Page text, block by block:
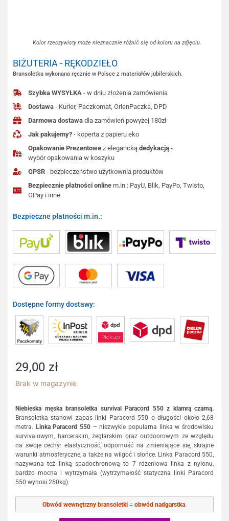
Kolor rzeczywisty może nieznacznie różnić się od koloru na zdjęciu.
BIŻUTERIA - RĘKODZIEŁO
Bransoletka wykonana ręcznie w Polsce z materiałów jubilerskich.
Szybka WYSYŁKA - w dniu złożenia zamówienia
Dostawa - Kurier, Paczkomat, OrlenPaczka, DPD
Darmowa dostawa dla zamówień powyżej 180zł
Jak pakujemy? - koperta z papieru eko
Opakowanie Prezentowe z eleganckądedykacją -
wybór opakowania w koszyku
GPSR - bezpieczeństwo użytkownia produktów
Bezpiecznie płatności online m.in.: PayU, Blik, PayPo, Twisto,
GPay i inne.
Bezpieczne płatności m.in.:
Dostępne formy dostawy:
29,00 zł
Brak w magazynie
Niebieska męska bransoletka survival Paracord 550 z klamrą czarną.
Bransoletka stanowi zapas linki Paracord 550 o długości około 2,68
metra. Linka Paracord 550 – niezwykle popularna linka w środowisku
survivalowym, harcerskim, żeglarskim oraz outdoorowym ze względu
na swoje cechy: elastyczność, odporność na zmieniające się, skrajne
warunki atmosferyczne, a także na wilgoć i słońce. Linka Paracord 550,
nazywana też linką spadochronową to 7 rdzeniowa linka z nylonu,
bardzo mocna i wytrzymała (wytrzymałość statyczna linki Paracord
550 wynosi 250kg).
Obwód wewnętrzny bransoletki = obwód nadgarstka.